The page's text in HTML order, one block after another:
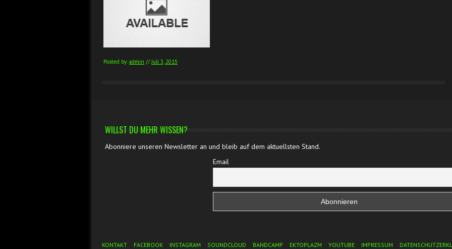
Posted by:admin // Juli 3, 2015
WILLST DU MEHR WISSEN?
Abonniere unseren Newsletter an und bleib auf dem aktuellsten Stand.
Email
Footer Menu
KONTAKT FACEBOOK INSTAGRAM SOUNDCLOUD BANDCAMP EKTOPLAZM YOUTUBE IMPRESSUM